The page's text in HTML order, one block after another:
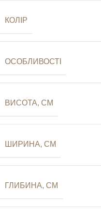
КОЛІР
ОСОБЛИВОСТІ
ВИСОТА, СМ
ШИРИНА, СМ
ГЛИБИНА, СМ